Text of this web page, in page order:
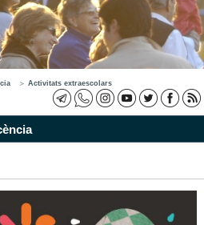
Activitats extraescolars